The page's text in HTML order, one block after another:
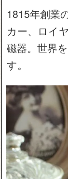
1815年創業
カー、ロイ
磁器。世界
す。